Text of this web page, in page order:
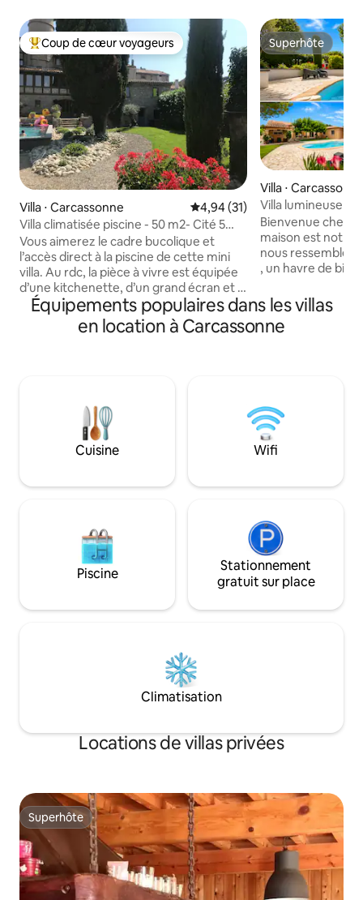
Coups de cœur voyageurs les plus appréciés
Coup de cœur voyageurs
Villa ⋅ Carcassonne Évaluation moyenne sur la
4,94 (31)
Villa climatisée piscine - 50 m2- Cité 5
min pied
Vous aimerez le cadre bucolique et
l’accès direct à la piscine de cette mini
villa. Au rdc, la pièce à vivre est équipée
d’une kitchenette, d’un grand écran et a
beaucoup de charme avec son mur en
pierres apparentes. Les 2 banquettes
sont équipées d’un vrai sommier et
spacieux. À 2 pas de la Cité, 15 min du
centre ville. Parking privé 1 place.
Superhôte
Superhôte
Villa ⋅
Villa lumineuse
Bienvenue chez
maison est notre
nous ressemble
, un havre de
sa piscine privée,
2 salles de bain,
moment en famille . Villa de
2 BB N'hésitez plus venez ! On vous
attends
Équipements populaires dans les villas
en location à Carcassonne
Cuisine Wifi
Piscine
Stationnement
gratuit sur place
Climatisation
Locations de villas privées
Superhôte
Superhôte